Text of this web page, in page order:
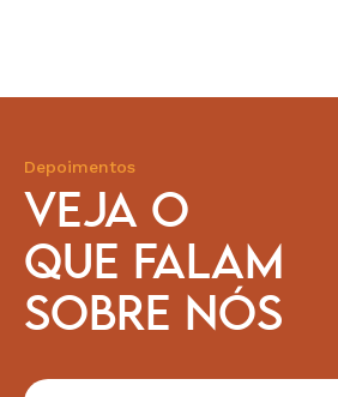
Depoimentos
VEJA O
QUE FALAM
SOBRE NÓS